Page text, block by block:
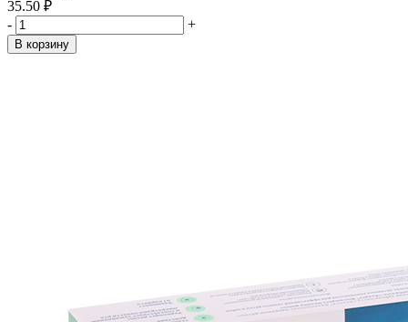
35.50 ₽
-
+
В корзину